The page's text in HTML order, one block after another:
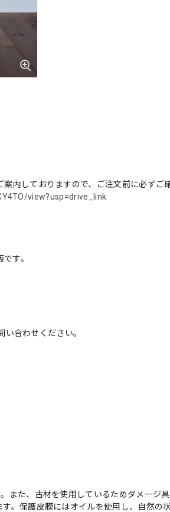
内しておりますので、ご注文前に必ずご
view?usp=drive_link
す。
合わせください。
また、古材を使用しているためダメージ
。保護皮膜にはオイルを使用し、自然の